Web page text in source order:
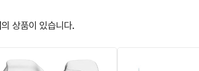
의 상품이 있습니다.